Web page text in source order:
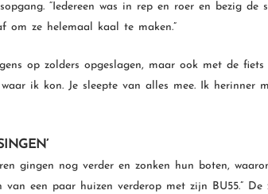
“Iedereen was in rep en roer en bezig de
om ze helemaal kaal te maken.”
op zolders opgeslagen, maar ook met de
ik kon. Je sleepte van alles mee. Ik herinner
gingen nog verder en zonken hun boten,
van een paar huizen verderop met zijn BU55.”